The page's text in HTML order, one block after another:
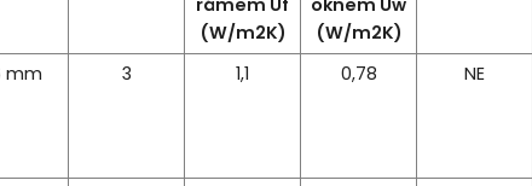
rámem Uf
(W/m2K)
oknem Uw
(W/m2K)
mm 3 1,1 0,78 NE